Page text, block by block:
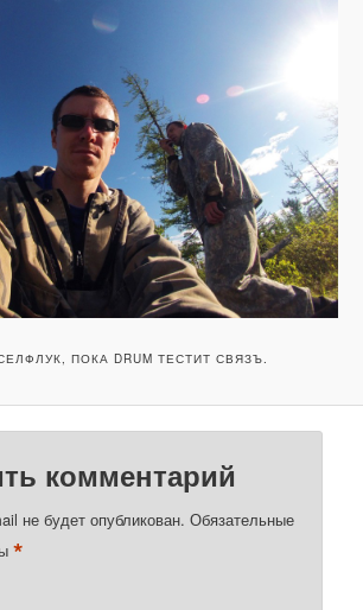
ПОКА DRUM ТЕСТИТ СВЯЗЪ.
комментарий
не будет опубликован. Обязательные
*